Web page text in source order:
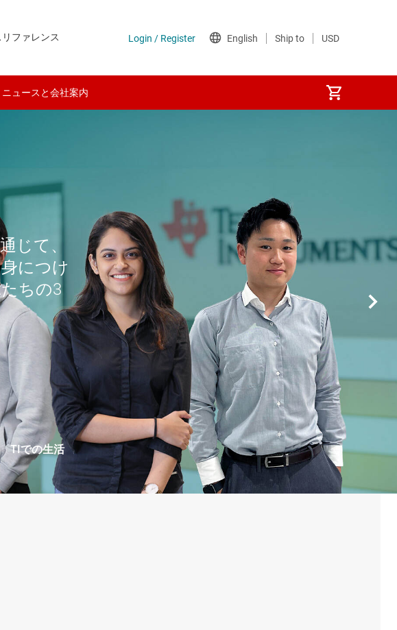
ファレンス
ニュースと会社案内
エキス
ログ設
シ
、太陽
ルギー
じて、
につけ
ちの3